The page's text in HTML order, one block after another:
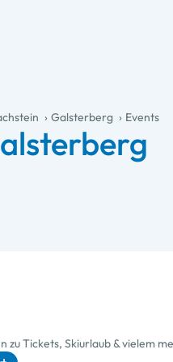
Galsterberg Events
Tickets, Skiurlaub & vielem